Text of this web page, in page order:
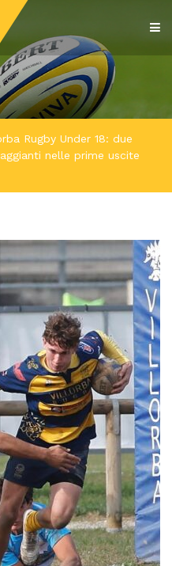
Rugby Under 18: due
nelle prime uscite